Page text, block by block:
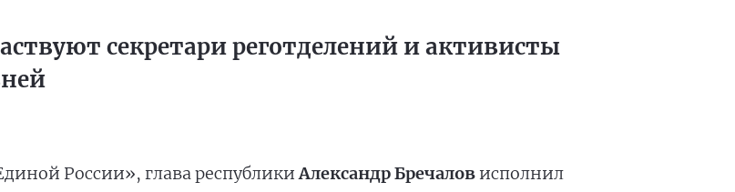
секретари реготделений и активисты
России», глава республикиАлександр Бречаловисполнил